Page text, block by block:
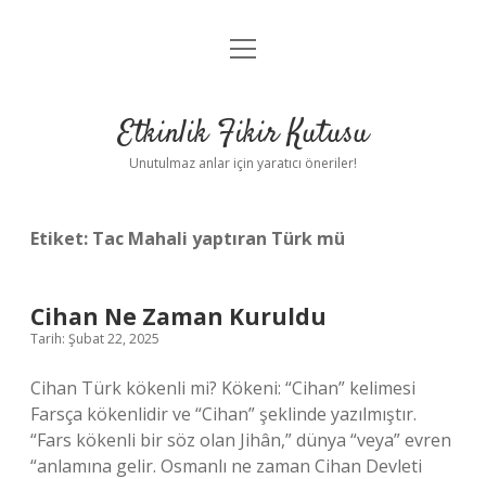
Anasayfa
Yasal Uyarı
menüyü
Etkinlik Fikir Kutusu
Unutulmaz anlar için yaratıcı öneriler!
Etiket: Tac Mahali yaptıran Türk mü
Cihan Ne Zaman Kuruldu
Tarih: Şubat 22, 2025
Cihan Türk kökenli mi? Kökeni: “Cihan” kelimesi
Farsça kökenlidir ve “Cihan” şeklinde yazılmıştır.
“Fars kökenli bir söz olan Jihân,” dünya “veya” evren
“anlamına gelir. Osmanlı ne zaman Cihan Devleti